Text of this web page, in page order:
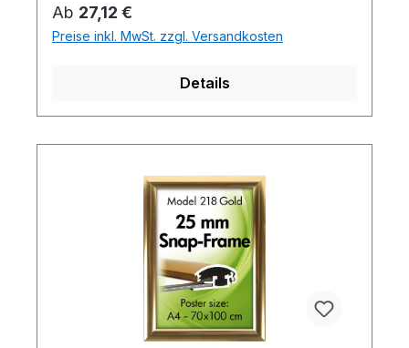
Regulärer Preis:
Ab 27,12 €
Preise inkl. MwSt. zzgl. Versandkosten
Details